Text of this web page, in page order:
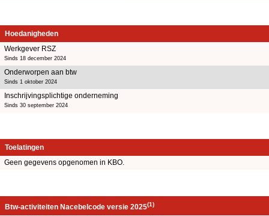
Hoedanigheden
Werkgever RSZ
Sinds 18 december 2024
Onderworpen aan btw
Sinds 1 oktober 2024
Inschrijvingsplichtige onderneming
Sinds 30 september 2024
Toelatingen
Geen gegevens opgenomen in KBO.
Btw-activiteiten Nacebelcode versie 2025(1)